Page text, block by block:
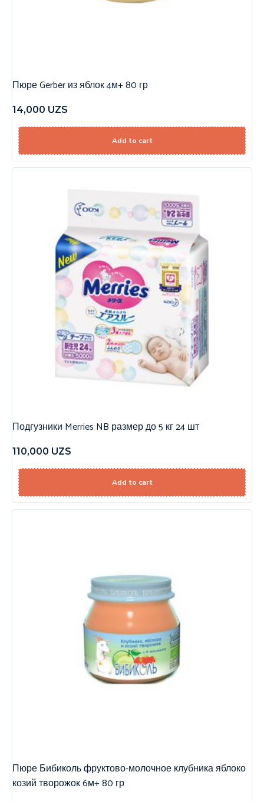
Пюре Gerber из яблок 4м+ 80 гр
14,000 UZS
Add to cart
Подгузники Merries NB размер до 5 кг 24 шт
110,000 UZS
Add to cart
Пюре Бибиколь фруктово-молочное клубника яблоко
козий творожок 6м+ 80 гр